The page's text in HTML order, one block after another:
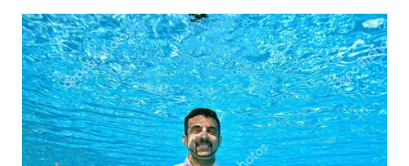
WN
MADURA
WN
SURABAYA